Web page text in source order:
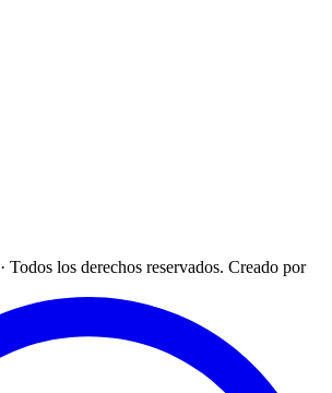
los derechos reservados. Creado por